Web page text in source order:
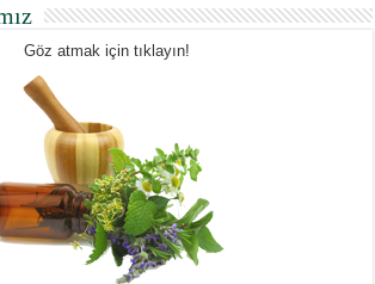
Göz atmak için tıklayın!